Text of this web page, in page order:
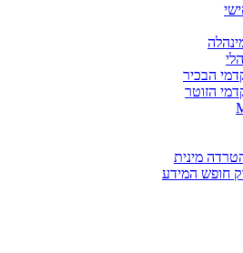
הבכיר
הזוטר
מינית
חופש המידע